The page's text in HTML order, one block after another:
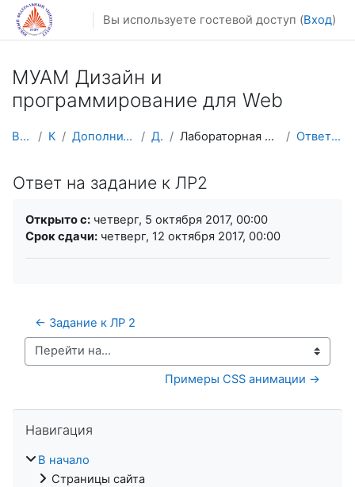
Перейти к основному содержанию
Вы используете гостевой доступ (Вход)
МУАМ Дизайн и
программирование для Web
В начало Курсы Дополнительное образование ДиПВеб Лабораторная работа №2. CSS таблицы стилей Ответ на задание к ЛР2
Ответ на задание к ЛР2
Открыто с: четверг, 5 октября 2017, 00:00
Срок сдачи: четверг, 12 октября 2017, 00:00
← Задание к ЛР 2
Перейти на...
Примеры CSS анимации →
Навигация
В начало
Страницы сайта